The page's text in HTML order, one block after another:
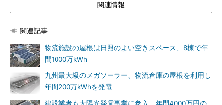
関連情報
関連記事
物流施設の屋根は日照のよい空きスペース、8棟で年
間1000万kWh
九州最大級のメガソーラー、物流倉庫の屋根を利用し
年間200万kWhを発電
建設業者も太陽光発電事業に参入、年間4000万円の